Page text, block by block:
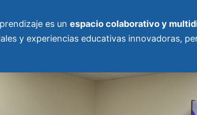
es un espacio colaborativo y
y experiencias educativas innovadoras,